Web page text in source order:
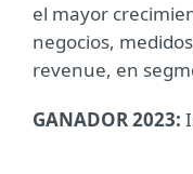
el mayor
negocios,
revenue, en
GANADOR 2023: